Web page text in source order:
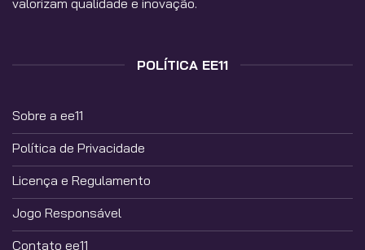
valorizam qualidade e inovação.
POLÍTICA EE11
Sobre a ee11
Política de Privacidade
Licença e Regulamento
Jogo Responsável
Contato ee11